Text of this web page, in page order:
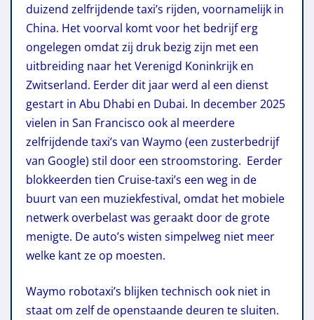
duizend zelfrijdende taxi’s rijden, voornamelijk in
China. Het voorval komt voor het bedrijf erg
ongelegen omdat zij druk bezig zijn met een
uitbreiding naar het Verenigd Koninkrijk en
Zwitserland. Eerder dit jaar werd al een dienst
gestart in Abu Dhabi en Dubai. In december 2025
vielen in San Francisco ook al meerdere
zelfrijdende taxi’s van Waymo (een zusterbedrijf
van Google) stil door een stroomstoring. Eerder
blokkeerden tien Cruise-taxi’s een weg in de
buurt van een muziekfestival, omdat het mobiele
netwerk overbelast was geraakt door de grote
menigte. De auto’s wisten simpelweg niet meer
welke kant ze op moesten.
Waymo robotaxi’s blijken technisch ook niet in
staat om zelf de openstaande deuren te sluiten.